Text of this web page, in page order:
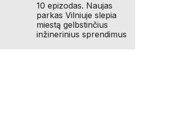
10 epizodas. Naujas
parkas Vilniuje slepia
miestą gelbstinčius
inžinerinius sprendimus